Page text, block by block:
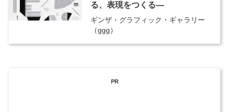
る、表現をつくる―
ギンザ・グラフィック・ギャラリー
（ggg）
PR